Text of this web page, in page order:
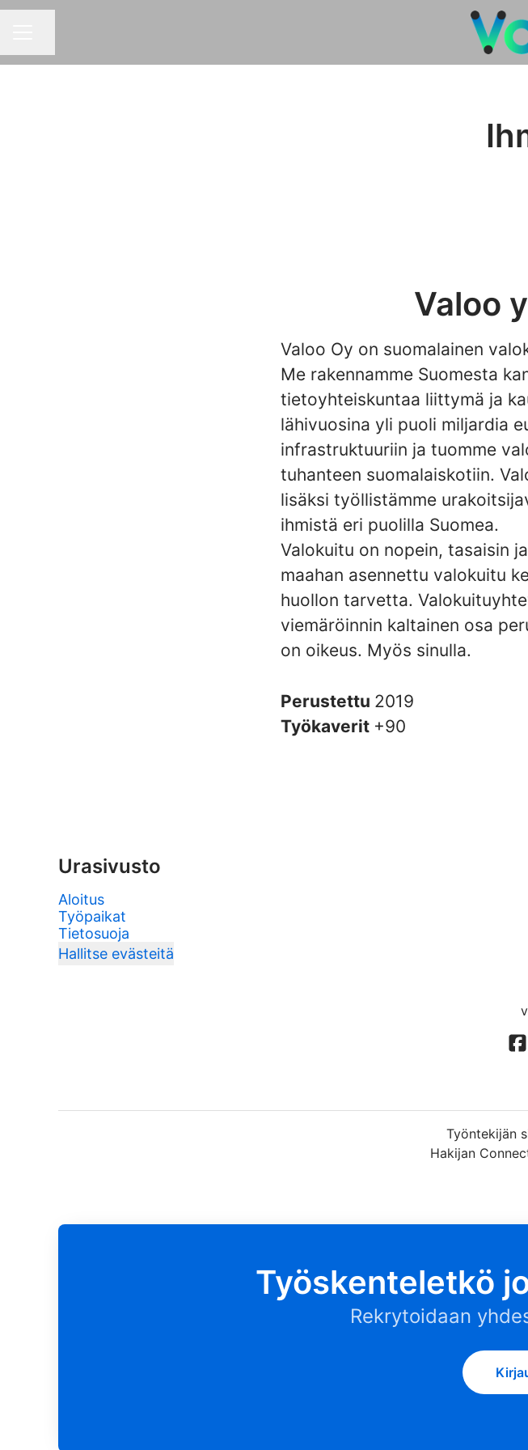
Valoo
Valoo Oy on suomalainen
Me rakennamme Suomesta
tietoyhteiskuntaa liittymä ja
lähivuosina yli puoli miljardia
infrastruktuuriin ja tuomme
tuhanteen suomalaiskotiin.
lisäksi työllistämme
ihmistä eri puolilla Suomea.
Valokuitu on nopein, tasaisin
maahan asennettu valokuitu
huollon tarvetta.
viemäröinnin kaltainen osa
on oikeus. Myös sinulla.
Perustettu 2019
Työkaverit +90
Urasivusto
Aloitus
Työpaikat
Tietosuoja
Hallitse evästeitä
Työntekijän
Hakijan
Työskenteletkö
Rekrytoidaan